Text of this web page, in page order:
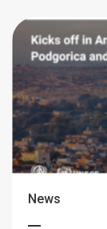
News